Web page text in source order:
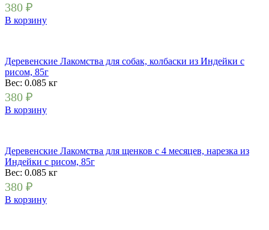
380 ₽
В корзину
Деревенские Лакомства для собак, колбаски из Индейки с
рисом, 85г
Вес: 0.085 кг
380 ₽
В корзину
Деревенские Лакомства для щенков с 4 месяцев, нарезка из
Индейки с рисом, 85г
Вес: 0.085 кг
380 ₽
В корзину